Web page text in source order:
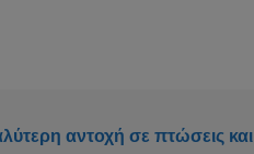
αντοχή σε πτώσεις και